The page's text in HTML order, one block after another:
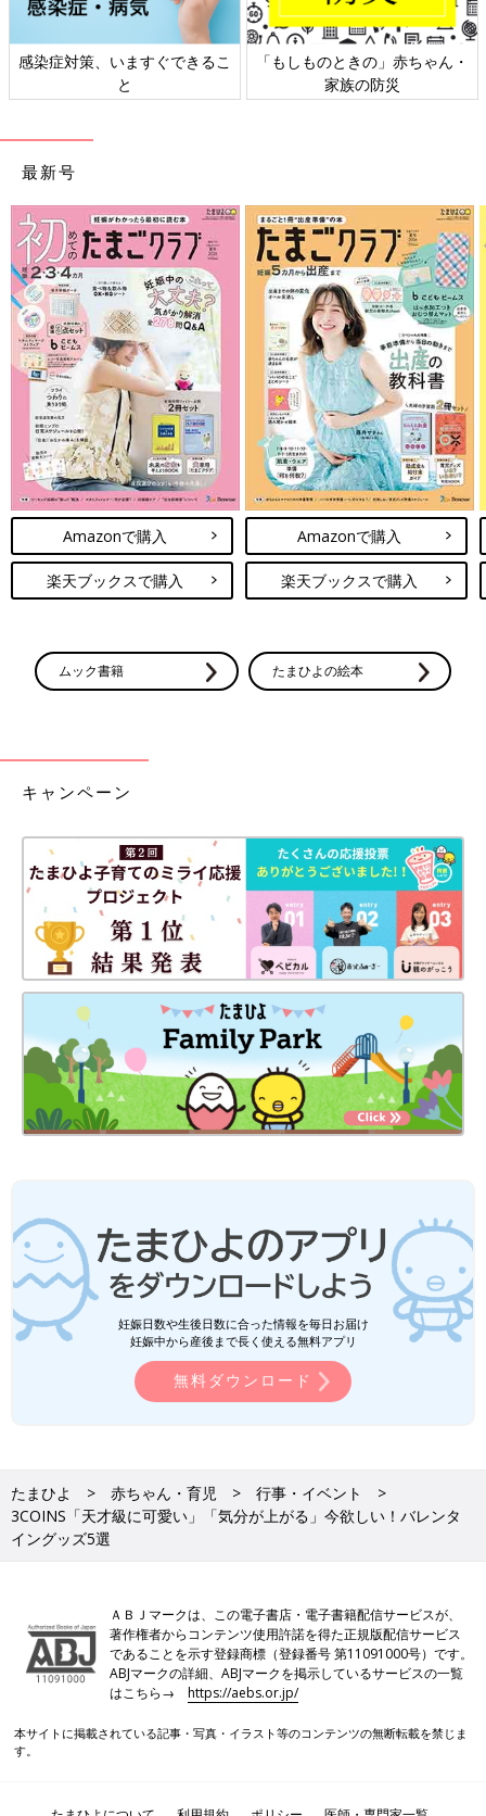
出典：Instagramアカウント「ku_ma_cafe」
こちらはku_ma_cafeさんが3COINSで購入した「ワックスペーパ
ー2柄セット」。ラッピングしたり、お皿に敷いたりといろいろ
使えて重宝しそう。60枚も入っているとのことで、コスパが良さ
そうですね♪
ンドミキサー」
出典：Instagramアカウント「flower_sairi」
こちらはflower_sairiさんが3COINSで見つけた「充電式ハンドミ
キサー」。コードレスで使える点に惹かれて即買いしたのだと
か。2,200円商品のようですが、デザインも可愛すぎると気に入
3COINS×ライオン・キング「絶対に欲し
かったやつ」「可愛すぎて使えない」大
人気アイテム4選
3COINSにディズニー映画「ライオン・キン
グ」とのコラボグッズが登場！グレーや白を基
調としたおしゃれなデザインで、普段使いしや
すいものばかりです。SNSでも大人気なので、
ぜひチェックしてみてくださいね♪
今回は3COINSのバレンタイングッズをご紹介しました。どれも
可愛すぎて、お菓子作りをしない人でも欲しくなってしまうよう
●記事内の価格はすべて税込み、2025年1月時点のものです。
●記事内容でご紹介している投稿、リンク先は、削除される場合
があります。あらかじめご了承ください。
3COINS×サンリオ「ゲットできて嬉しす
ぎ！」「懐かしくて買っちゃう」超人気
アイテム5選
3COINSにサンリオキャラクターとのコラボグ
おり、即完してしまったものもあるようです。
・
日本外来小児科学会リーフレッ
ト検討会
六星占術 細木かおりさんの
相談
最新号
Amazonで購入
楽天ブックスで購入
Amazonで購入
楽天ブックスで購入
ムック書籍 たまひよの絵本
キャンペーン
妊娠日数や生後日数に合った情報を毎日お届け
妊娠中から産後まで長く使える無料アプリ
無料ダウンロード
たまひよ 赤ちゃん・育児
行事・イベント
3COINS「天才級に可愛い」「気分が上がる」今欲しい！バレンタ
イングッズ5選
ＡＢＪマークは、この電子書店・電子書籍配信サービスが、
著作権者からコンテンツ使用許諾を得た正規版配信サービス
であることを示す登録商標（登録番号 第11091000号）です。
ABJマークの詳細、ABJマークを掲示しているサービスの一覧
はこちら→https://aebs.or.jp/
本サイトに掲載されている記事・写真・イラスト等のコンテンツの無断転載を禁じま
す。